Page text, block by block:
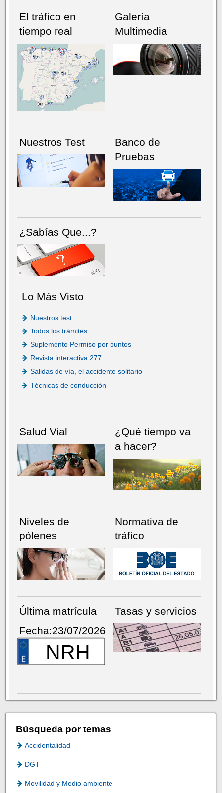
NÚMERO ACTUALHEMEROTECA
El tráfico en
tiempo real
Galería
Multimedia
Nuestros Test
Banco de
Pruebas
¿Sabías Que...?
Lo Más Visto
Nuestros test
Todos los trámites
Suplemento Permiso por puntos
Revista interactiva 277
Salidas de vía, el accidente solitario
Técnicas de conducción
Salud Vial
¿Qué tiempo va
a hacer?
Niveles de
pólenes
Normativa de
tráfico
Última matrícula
Fecha:23/07/2026
NRH
Tasas y servicios
Búsqueda por temas
Accidentalidad
DGT
Movilidad y Medio ambiente